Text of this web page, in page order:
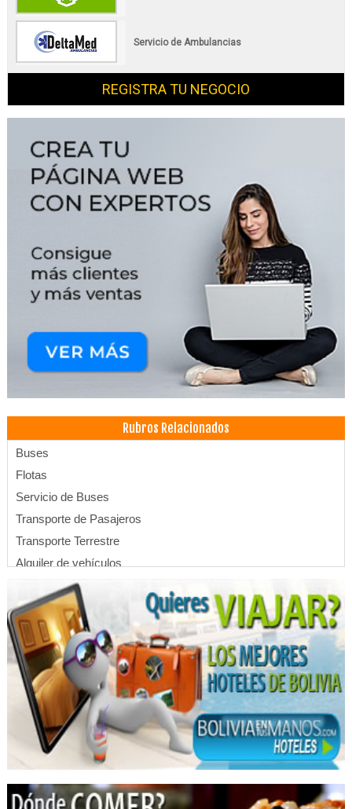
Servicio de Ambulancias
REGISTRA TU NEGOCIO
Rubros Relacionados
Buses
Flotas
Servicio de Buses
Transporte de Pasajeros
Transporte Terrestre
Alquiler de vehículos
Alquiler de Autos, Carros, Coches
Rent a Car
Alojamientos
Hoteles
Hospedajes
Hotelería
Agencias de Viajes y Turismo
Turismo: Agencias de Viaje
Viajes, Agencias de
Turismo de Aventura
Turismo Ecológico